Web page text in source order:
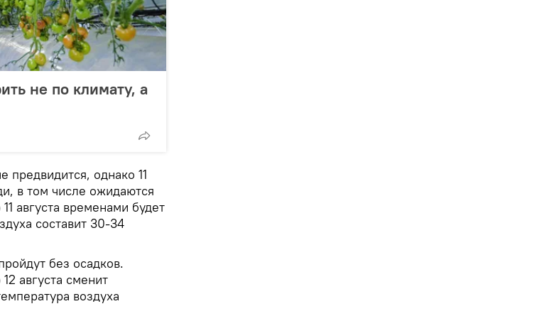
не по климату, а
предвидится, однако 11
в том числе ожидаются
августа временами будет
составит 30-34
без осадков.
августа сменит
воздуха